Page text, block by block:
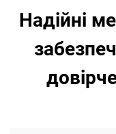
Надійні